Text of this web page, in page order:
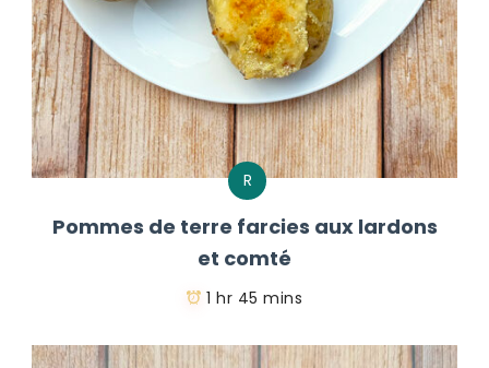
R
Pommes de terre farcies aux lardons
et comté
1 hr 45 mins